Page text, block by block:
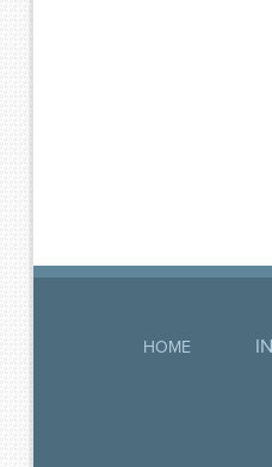
HOME